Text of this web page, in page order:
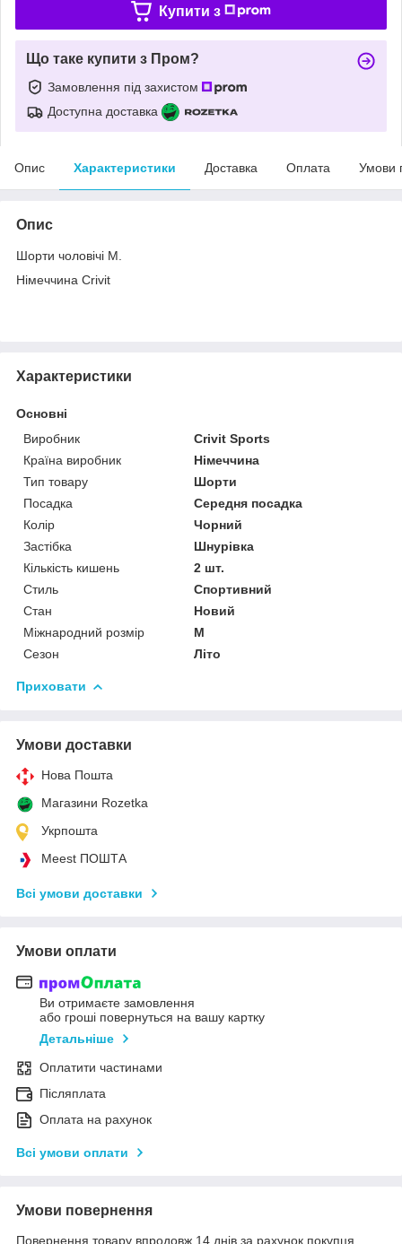
Купити з
Що таке купити з Пром?
Замовлення під захистом
Доступна доставка
Опис Характеристики Доставка Оплата Умови
Опис
Шорти чоловічі M.
Німеччина Crivit
Характеристики
Основні
Виробник
Crivit Sports
Країна виробник
Німеччина
Тип товару
Шорти
Посадка
Середня посадка
Колір
Чорний
Застібка
Шнурівка
Кількість кишень
2 шт.
Стиль
Спортивний
Стан
Новий
Міжнародний розмір
M
Сезон
Літо
Приховати
Умови доставки
Нова Пошта
Магазини Rozetka
Укрпошта
Meest ПОШТА
Всі умови доставки
Умови оплати
Ви отримаєте замовлення
або гроші повернуться на вашу картку
Детальніше
Оплатити частинами
Післяплата
Оплата на рахунок
Всі умови оплати
Умови повернення
Повернення товару впродовж 14 днів за рахунок покупця